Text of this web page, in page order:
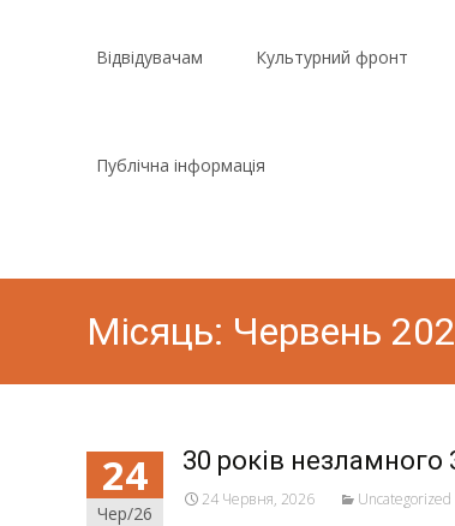
Відвідувачам Культурний фронт
Публічна інформація
Місяць: Червень
24
Чер/26
30 років незламного
24 Червня, 2026 Uncategorized